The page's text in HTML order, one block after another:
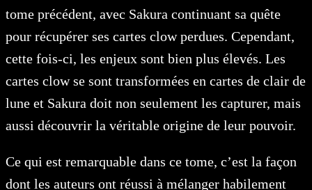
tome précédent, avec Sakura continuant sa quête
pour récupérer ses cartes clow perdues. Cependant,
cette fois-ci, les enjeux sont bien plus élevés. Les
cartes clow se sont transformées en cartes de clair de
lune et Sakura doit non seulement les capturer, mais
aussi découvrir la véritable origine de leur pouvoir.
Ce qui est remarquable dans ce tome, c’est la façon
dont les auteurs ont réussi à mélanger habilement